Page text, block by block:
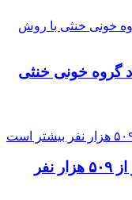
گروه خونی خنثی
آمار قربانيان كرونا در سراسر كشور از ۵۰۹ هزار نفر